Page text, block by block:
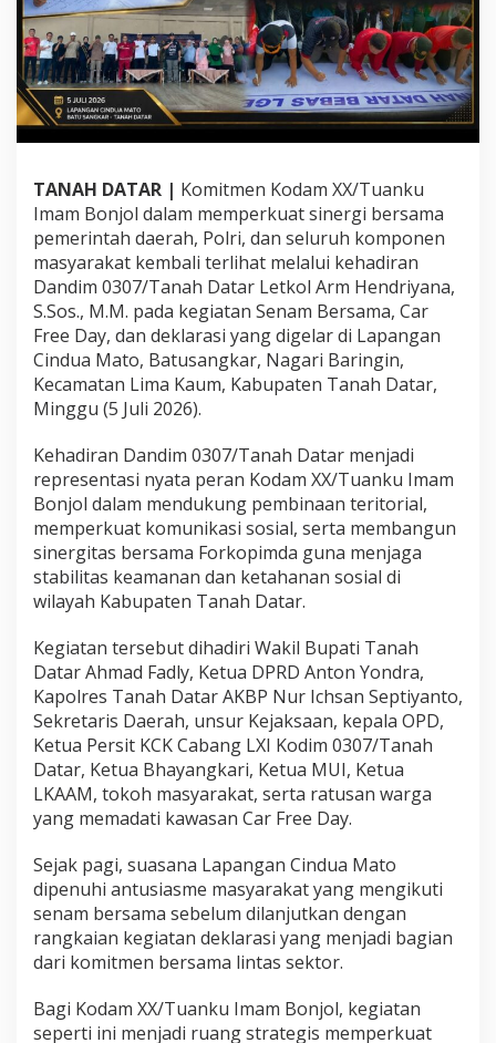
n
j
o
l
P
e
r
t
S
n
e
r
g
i
F
o
r
o
p
i
m
d
a
,
D
a
d
i
m
3
0
7
/
T
a
a
h
D
a
t
a
H
a
TANAH DATAR | Komitmen Kodam XX/Tuanku
Imam Bonjol dalam memperkuat sinergi bersama
pemerintah daerah, Polri, dan seluruh komponen
masyarakat kembali terlihat melalui kehadiran
Dandim 0307/Tanah Datar Letkol Arm Hendriyana,
S.Sos., M.M. pada kegiatan Senam Bersama, Car
Free Day, dan deklarasi yang digelar di Lapangan
Cindua Mato, Batusangkar, Nagari Baringin,
Kecamatan Lima Kaum, Kabupaten Tanah Datar,
Minggu (5 Juli 2026).
Kehadiran Dandim 0307/Tanah Datar menjadi
representasi nyata peran Kodam XX/Tuanku Imam
Bonjol dalam mendukung pembinaan teritorial,
memperkuat komunikasi sosial, serta membangun
sinergitas bersama Forkopimda guna menjaga
stabilitas keamanan dan ketahanan sosial di
wilayah Kabupaten Tanah Datar.
Kegiatan tersebut dihadiri Wakil Bupati Tanah
Datar Ahmad Fadly, Ketua DPRD Anton Yondra,
Kapolres Tanah Datar AKBP Nur Ichsan Septiyanto,
Sekretaris Daerah, unsur Kejaksaan, kepala OPD,
Ketua Persit KCK Cabang LXI Kodim 0307/Tanah
Datar, Ketua Bhayangkari, Ketua MUI, Ketua
LKAAM, tokoh masyarakat, serta ratusan warga
yang memadati kawasan Car Free Day.
Sejak pagi, suasana Lapangan Cindua Mato
dipenuhi antusiasme masyarakat yang mengikuti
senam bersama sebelum dilanjutkan dengan
rangkaian kegiatan deklarasi yang menjadi bagian
dari komitmen bersama lintas sektor.
Bagi Kodam XX/Tuanku Imam Bonjol, kegiatan
seperti ini menjadi ruang strategis memperkuat